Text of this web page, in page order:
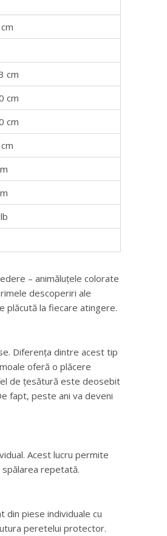
cm
cm
cm
– animăluțele colorate
descoperiri ale
plăcută la fiecare atingere.
Diferența dintre acest tip
oferă o plăcere
de țesătură este deosebit
fapt, peste ani va deveni
Acest lucru permite
repetată.
piese individuale cu
peretelui protector.